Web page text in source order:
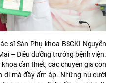
sĩ Sản Phụ khoa BSCKI Nguyễn
– Điều dưỡng trưởng bệnh viện.
cần thiết, các chuyên gia còn
dị mà đầy ấm áp. Những nụ cười